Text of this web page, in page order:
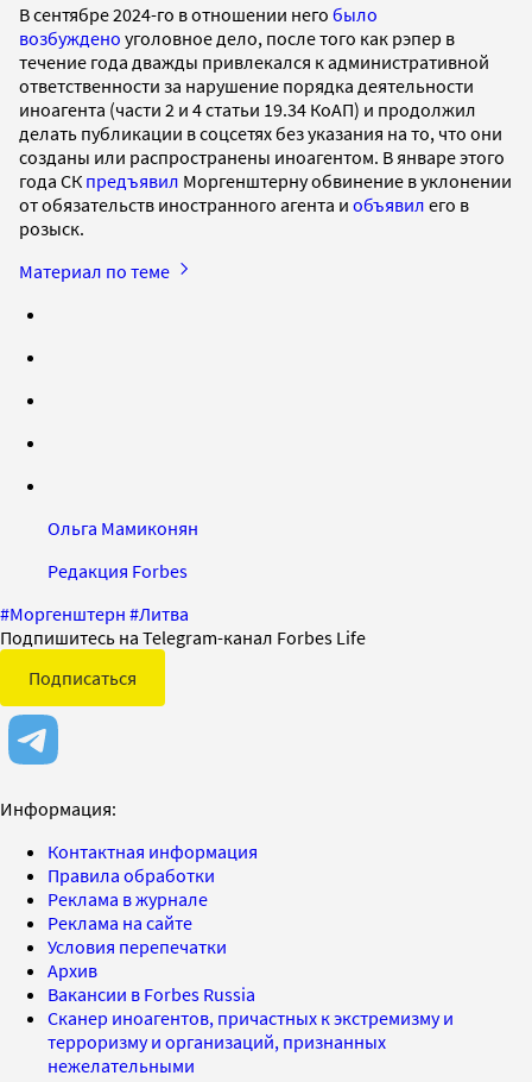
В сентябре 2024-го в отношении него было
возбуждено уголовное дело, после того как рэпер в
течение года дважды привлекался к административной
ответственности за нарушение порядка деятельности
иноагента (части 2 и 4 статьи 19.34 КоАП) и продолжил
делать публикации в соцсетях без указания на то, что они
созданы или распространены иноагентом. В январе этого
года СК предъявил Моргенштерну обвинение в уклонении
от обязательств иностранного агента и объявил его в
розыск.
Материал по теме
Ольга Мамиконян
Редакция Forbes
#Моргенштерн #Литва
Подпишитесь на Telegram-канал Forbes Life
Подписаться
Информация:
Контактная информация
Правила обработки
Реклама в журнале
Реклама на сайте
Условия перепечатки
Архив
Вакансии в Forbes Russia
Сканер иноагентов, причастных к экстремизму и
терроризму и организаций, признанных
нежелательными